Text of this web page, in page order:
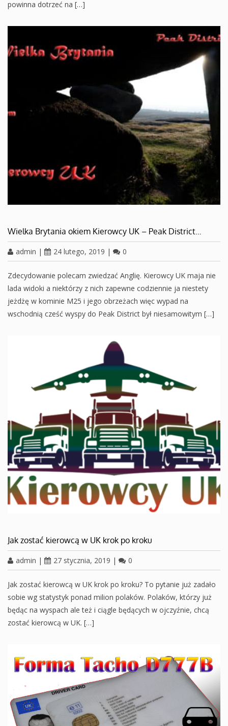
powinna dotrzeć na […]
Wielka Brytania okiem Kierowcy UK – Peak District…
admin | 24 lutego, 2019 | 0
Zdecydowanie polecam zwiedzać Anglię. Kierowcy UK maja nie
lada widoki a niektórzy z nich zapewne codziennie ja niestety
jeżdżę w kominie M25 i jego obrzeżach więc wypad na
wschodnią cześć wyspy do Peak District był niesamowitym […]
Jak zostać kierowcą w UK krok po kroku
admin | 27 stycznia, 2019 | 0
Jak zostać kierowcą w UK krok po kroku? To pytanie już zadało
sobie wg statystyk ponad milion polaków. Polaków, którzy już
będąc na wyspach ale też i ciągle będących w ojczyźnie, chcą
zostać kierowcą w UK. […]